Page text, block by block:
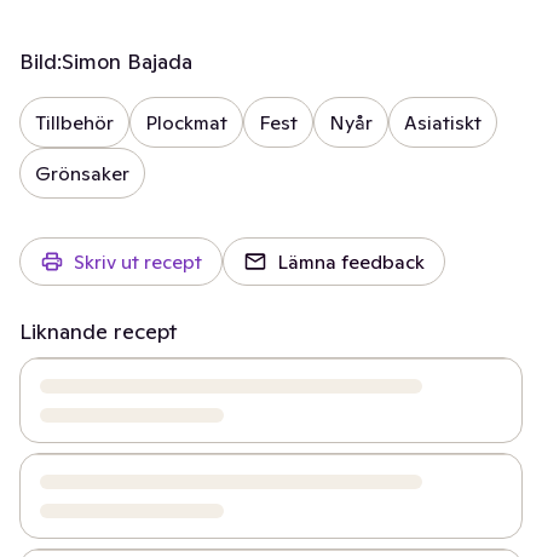
Bild:Simon Bajada
Tillbehör Plockmat Fest Nyår Asiatiskt
Grönsaker
Skriv ut recept Lämna feedback
Liknande recept